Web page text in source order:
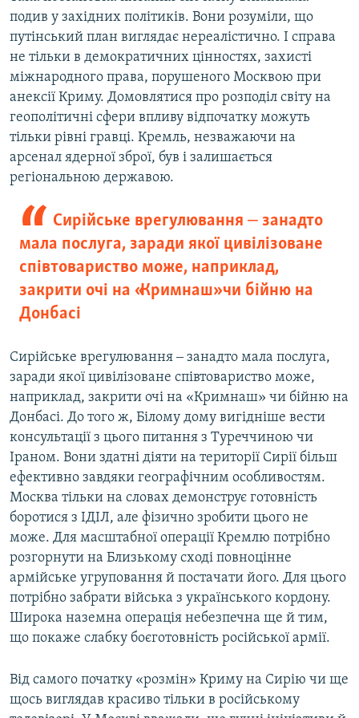
подив у західних політиків. Вони розуміли, що
путінський план виглядає нереалістично. І справа
не тільки в демократичних цінностях, захисті
міжнародного права, порушеного Москвою при
анексії Криму. Домовлятися про розподіл світу на
геополітичні сфери впливу відпочатку можуть
тільки рівні гравці. Кремль, незважаючи на
арсенал ядерної зброї, був і залишається
регіональною державою.
Сирійське врегулювання ‒ занадто
мала послуга, заради якої цивілізоване
співтовариство може, наприклад,
закрити очі на «Кримнаш» чи бійню на
Донбасі
Сирійське врегулювання ‒ занадто мала послуга,
заради якої цивілізоване співтовариство може,
наприклад, закрити очі на «Кримнаш» чи бійню на
Донбасі. До того ж, Білому дому вигідніше вести
консультації з цього питання з Туреччиною чи
Іраном. Вони здатні діяти на території Сирії більш
ефективно завдяки географічним особливостям.
Москва тільки на словах демонструє готовність
боротися з ІДІЛ, але фізично зробити цього не
може. Для масштабної операції Кремлю потрібно
розгорнути на Близькому сході повноцінне
армійське угруповання й постачати його. Для цього
потрібно забрати війська з українського кордону.
Широка наземна операція небезпечна ще й тим,
що покаже слабку боєготовність російської армії.
Від самого початку «розмін» Криму на Сирію чи ще
щось виглядав красиво тільки в російському